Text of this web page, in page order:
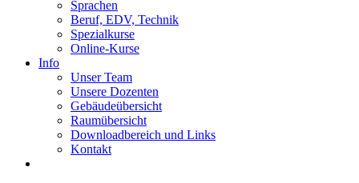
Sprachen
Beruf, EDV, Technik
Spezialkurse
Online-Kurse
Info
Unser Team
Unsere Dozenten
Gebäudeübersicht
Raumübersicht
Downloadbereich und Links
Kontakt